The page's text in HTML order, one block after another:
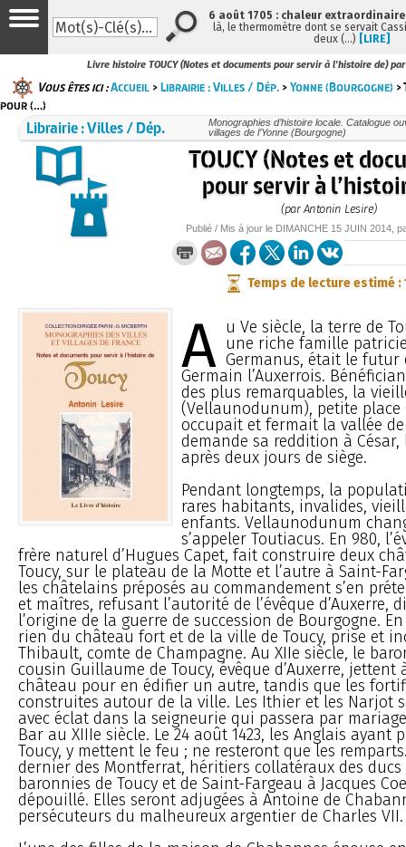
Livre histoire TOUCY (Notes et documents pour servir à l'histoire de)
Vous êtes ici :Accueil >Librairie : Villes / Dép. >Yonne (Bourgogne) >
pour (…)
Librairie : Villes / Dép.
Monographies d’histoire locale. Catalogue
villages de l’Yonne (Bourgogne)
TOUCY (Notes et
pour servir à
(par Antonin Lesire)
Publié / Mis à jour le DIMANCHE 15 JUIN 2014,
Temps de lecture estimé :
A u Ve siècle, la terre de
une riche famille
Germanus, était le futur
Germain l’Auxerrois.
des plus remarquables, la
(Vellaunodunum), petite place
occupait et fermait la vallée de
demande sa reddition à César,
après deux jours de siège.
Pendant longtemps, la
rares habitants, invalides,
enfants. Vellaunodunum
s’appeler Toutiacus. En 980,
frère naturel d’Hugues Capet, fait construire deux
Toucy, sur le plateau de la Motte et l’autre à Saint-
les châtelains préposés au commandement s’en
et maîtres, refusant l’autorité de l’évêque d’Auxerre,
l’origine de la guerre de succession de Bourgogne.
rien du château fort et de la ville de Toucy, prise et
Thibault, comte de Champagne. Au XIIe siècle, le
cousin Guillaume de Toucy, évêque d’Auxerre, jettent
château pour en édifier un autre, tandis que les
construites autour de la ville. Les Ithier et les Narjot
avec éclat dans la seigneurie qui passera par
Bar au XIIIe siècle. Le 24 août 1423, les Anglais ayant
Toucy, y mettent le feu ; ne resteront que les
dernier des Montferrat, héritiers collatéraux des ducs
baronnies de Toucy et de Saint-Fargeau à Jacques
dépouillé. Elles seront adjugées à Antoine de
persécuteurs du malheureux argentier de Charles VII.
6 août 1705 : chaleur
là, le thermomètre dont se servait
deux (…) [LIRE]